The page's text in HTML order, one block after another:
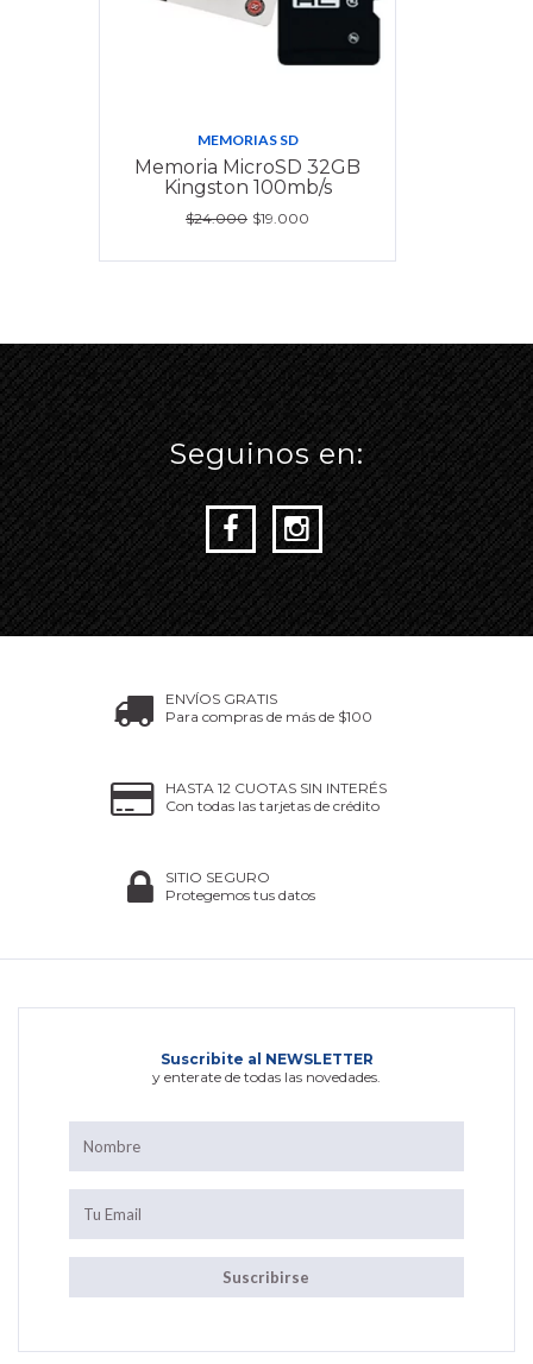
MEMORIAS SD
Memoria MicroSD 32GB
Kingston 100mb/s
$24.000 $19.000
Seguinos en:
ENVÍOS GRATIS
Para compras de más de $100
HASTA 12 CUOTAS SIN INTERÉS
Con todas las tarjetas de crédito
SITIO SEGURO
Protegemos tus datos
Suscribite al NEWSLETTER
y enterate de todas las novedades.